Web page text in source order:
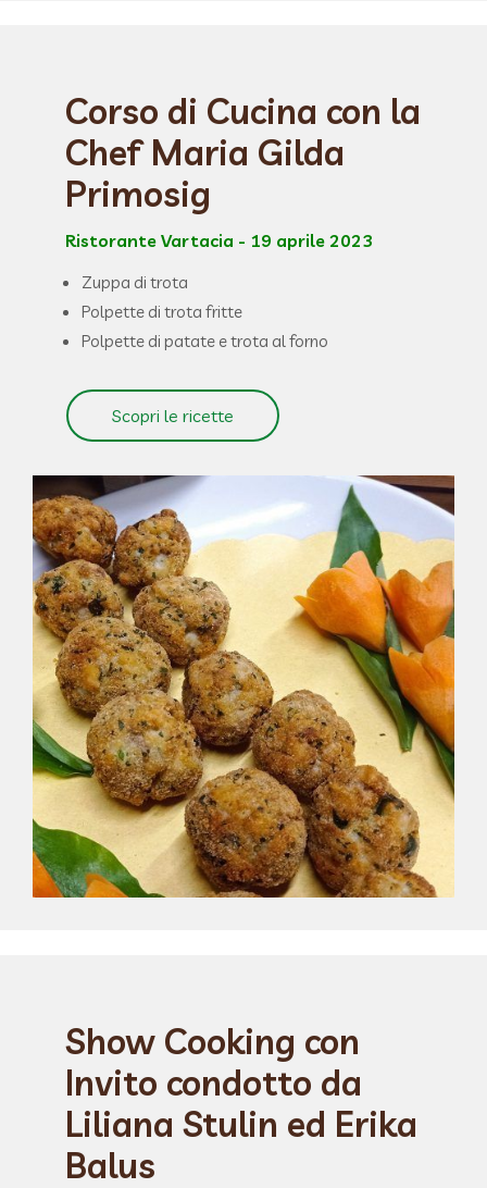
Corso di Cucina con la
Chef Maria Gilda
Primosig
Ristorante Vartacia - 19 aprile 2023
Zuppa di trota
Polpette di trota fritte
Polpette di patate e trota al forno
Scopri le ricette
Show Cooking con
Invito condotto da
Liliana Stulin ed Erika
Balus